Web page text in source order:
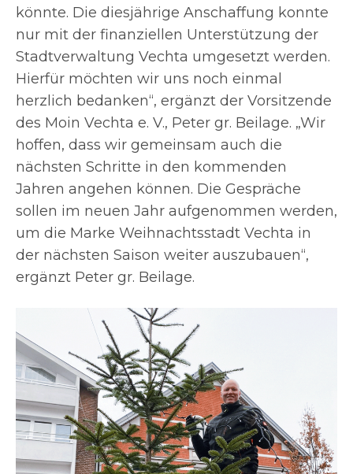
könnte. Die diesjährige Anschaffung konnte
nur mit der finanziellen Unterstützung der
Stadtverwaltung Vechta umgesetzt werden.
Hierfür möchten wir uns noch einmal
herzlich bedanken“, ergänzt der Vorsitzende
des Moin Vechta e. V., Peter gr. Beilage. „Wir
hoffen, dass wir gemeinsam auch die
nächsten Schritte in den kommenden
Jahren angehen können. Die Gespräche
sollen im neuen Jahr aufgenommen werden,
um die Marke Weihnachtsstadt Vechta in
der nächsten Saison weiter auszubauen“,
ergänzt Peter gr. Beilage.